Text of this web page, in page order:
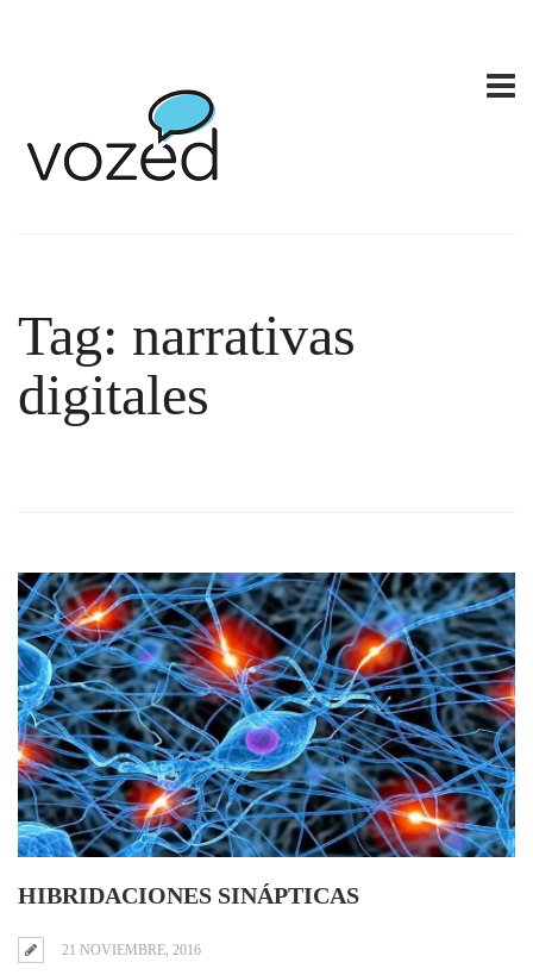
Tag: narrativas
digitales
HIBRIDACIONES SINÁPTICAS
21 NOVIEMBRE, 2016